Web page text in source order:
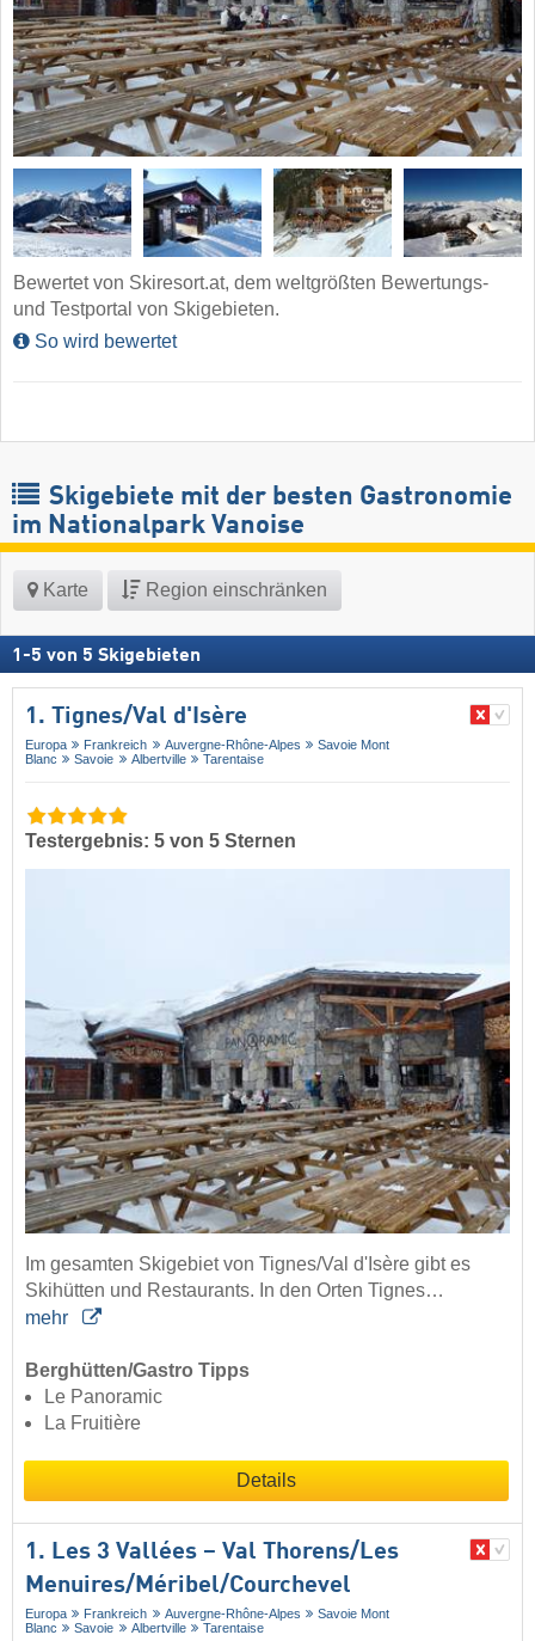
Bewertet von Skiresort.at, dem weltgrößten Bewertungs-
und Testportal von Skigebieten.
So wird bewertet
Skigebiete mit der besten Gastronomie
im Nationalpark Vanoise
Karte Region einschränken
1 -5 von 5 Skigebieten
1. Tignes/​Val d'Isère
Europa Frankreich Auvergne-Rhône-Alpes
Savoie Mont
Blanc
Savoie Albertville Tarentaise
Testergebnis: 5 von 5 Sternen
Im gesamten Skigebiet von Tignes/Val d'Isère gibt es
Skihütten und Restaurants. In den Orten Tignes…
mehr
Berghütten/Gastro Tipps
Le Panoramic
La Fruitière
Details
1. Les 3 Vallées – Val Thorens/​Les
Menuires/​Méribel/​Courchevel
Europa Frankreich Auvergne-Rhône-Alpes
Savoie Mont
Blanc
Savoie Albertville Tarentaise